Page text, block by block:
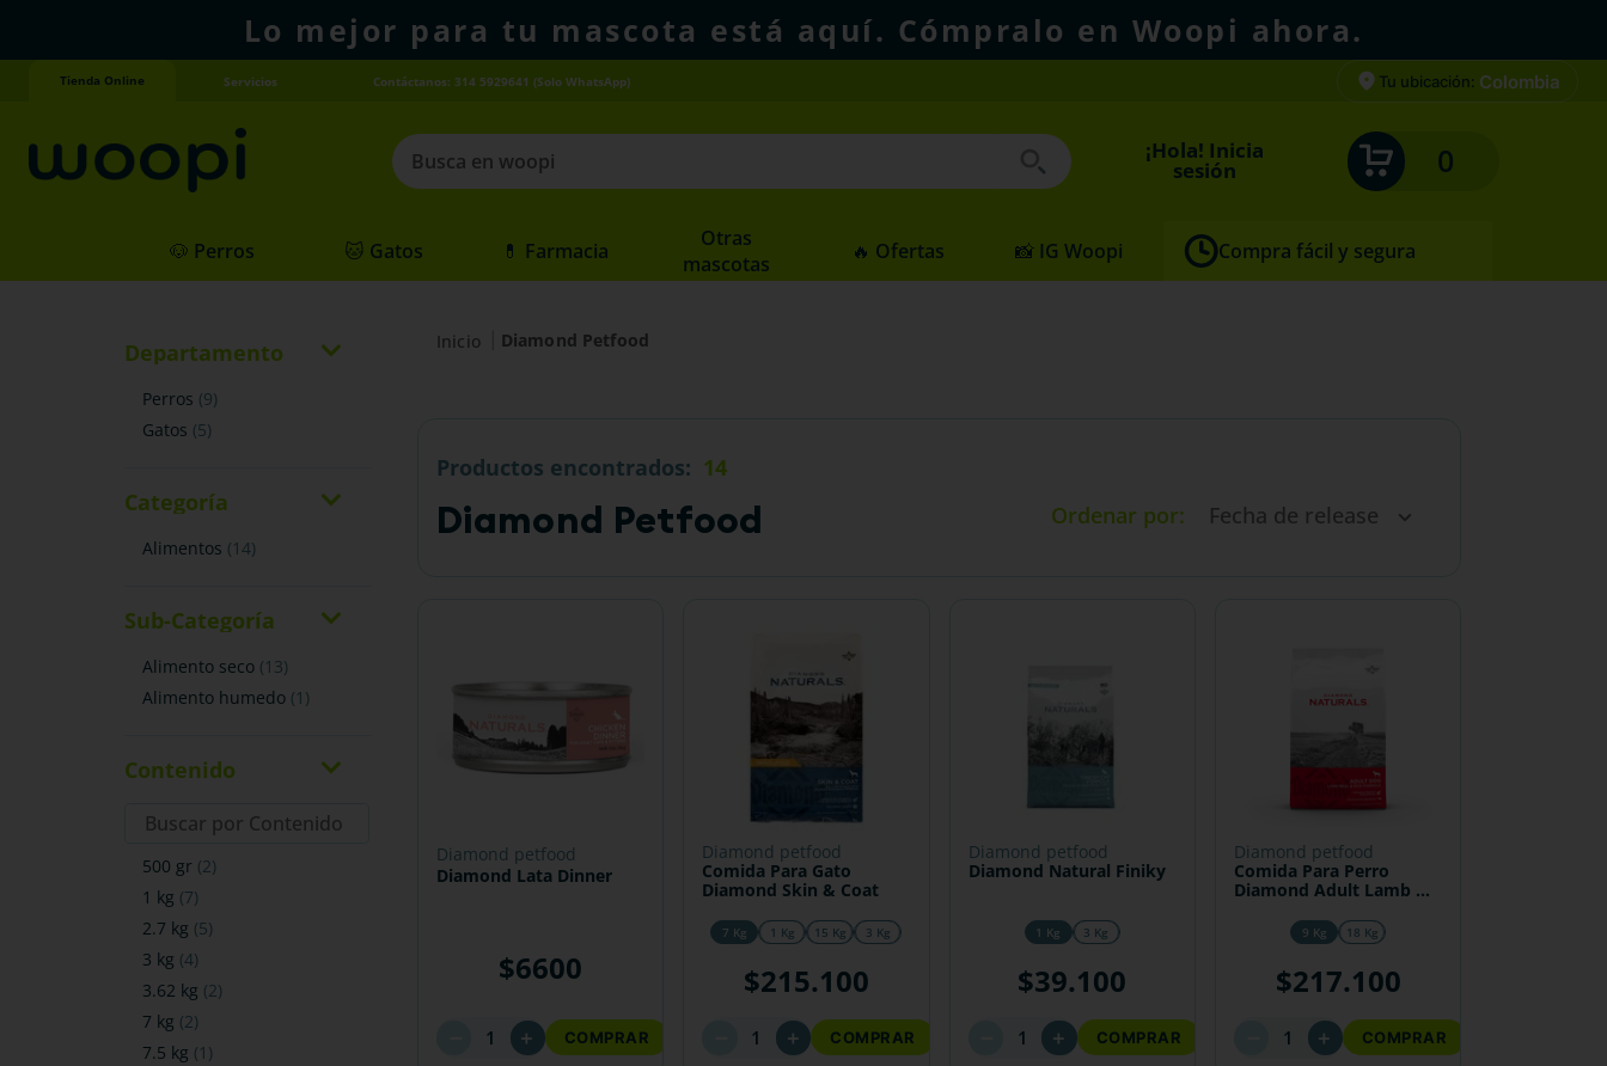
Lo mejor para tu mascota está aquí. Cómpralo en Woopi ahora.
Tienda Online Servicios Contáctanos: 314 5929641 (Solo WhatsApp) Tu ubicación: Colombia
Busca en woopi
1
agility gold
nexgard
¡Hola! Inicia
sesión 0
🐶 Perros 🐱 Gatos 💊 Farmacia
Otras
mascotas
🔥 Ofertas 📸 IG Woopi Compra fácil y segura
Departamento
perros (9)
gatos (5)
Categoría
alimentos (14)
Sub-Categoría
alimento seco (13)
alimento humedo (1 )
Contenido
500 gr (2)
1 kg (7)
2.7 kg (5)
3 kg (4)
3.62 kg (2)
7 kg (2)
7.5 kg (1 )
Diamond Petfood
14
Productos
Diamond Petfood Ordenar por Fecha de release
diamond petfood
Diamond Lata Dinner
$6600
＋ COMPRAR
diamond petfood
Comida Para Gato
Diamond Skin & Coat
7 Kg 1 Kg 15 Kg 3 Kg
$215.100
＋ COMPRAR
diamond petfood
Diamond Natural Finiky
1 Kg 3 Kg
$39.100
＋ COMPRAR
diamond petfood
Comida Para Perro
Diamond Adult Lamb &
9 Kg 18 Kg
$217.100
＋ COMPRAR